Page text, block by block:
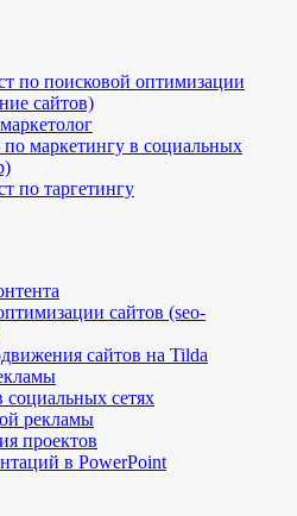
по поисковой оптимизации
сайтов)
маркетингу в социальных
по таргетингу
сайтов (seo-
сайтов на Tilda
сетях
рекламы
проектов
в PowerPoint